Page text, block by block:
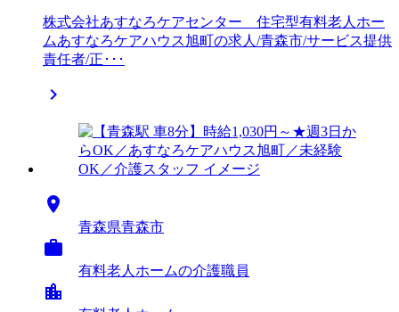
株式会社あすなろケアセンター 住宅型有料老人ホー
ムあすなろケアハウス旭町の求人/青森市/サービス提供
責任者/正･･･


青森県青森市

有料老人ホームの介護職員
location_city